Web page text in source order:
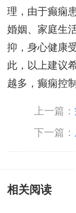
理，由于癫痫
婚姻、家庭生
抑，身心健康
此，以上建议
越多，癫痫控
上一篇：
下一篇：
方法
相关阅读